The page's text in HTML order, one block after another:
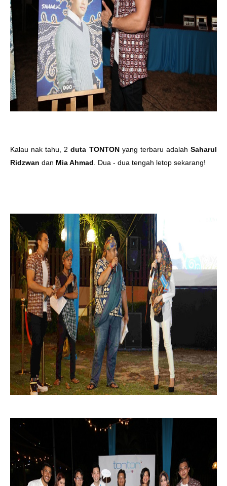
Kalau nak tahu, 2duta TONTONyang terbaru adalahSaharul
Ridzwan dan Mia Ahmad . Dua - dua tengah letop sekarang!